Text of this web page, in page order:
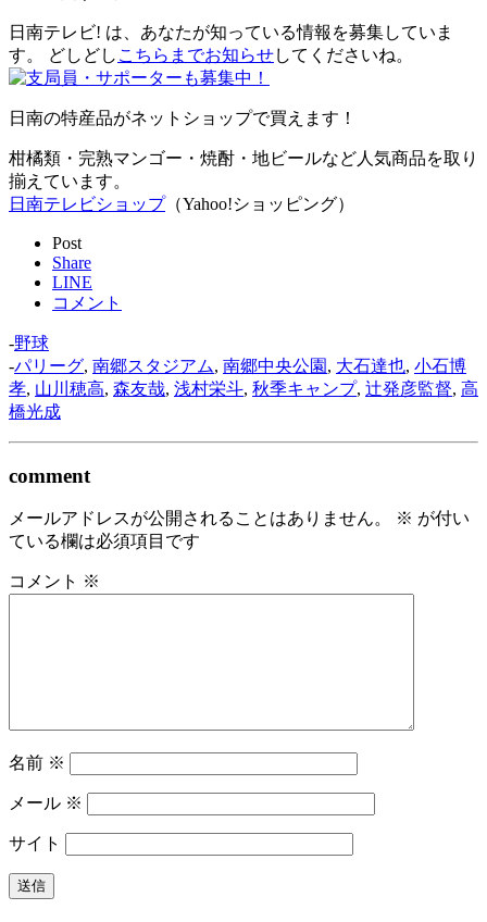
日南テレビ! は、あなたが知っている情報を募集していま
す。 どしどし こちらまでお知らせしてくださいね。
日南の特産品がネットショップで買えます！
柑橘類・完熟マンゴー・焼酎・地ビールなど人気商品を取り
揃えています。
日南テレビショップ（Yahoo!ショッピング）
Post
Share
LINE
コメント
-野球
-パリーグ, 南郷スタジアム, 南郷中央公園 , 大石達也, 小石博
孝, 山川穂高, 森友哉, 浅村栄斗, 秋季キャンプ, 辻発彦監督, 高
橋光成
comment
メールアドレスが公開されることはありません。 ※ が付い
ている欄は必須項目です
コメント ※
名前 ※
メール ※
サイト